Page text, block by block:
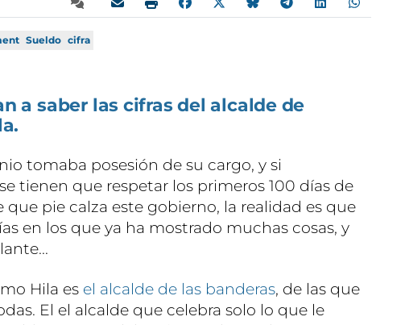
Sueldo cifra
a saber las cifras del alcalde de
tomaba posesión de su cargo, y si
tienen que respetar los primeros 100 días de
que pie calza este gobierno, la realidad es que
en los que ya ha mostrado muchas cosas, y
Hila es el alcalde de las banderas, de las que
El el alcalde que celebra solo lo que le